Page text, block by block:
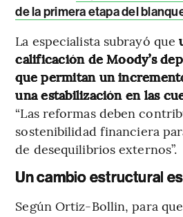
de la primera etapa del
La especialista subrayó que
calificación de Moody’s
que permitan un
una estabilización en las
“Las reformas deben
sostenibilidad financiera
de desequilibrios externos”.
Un cambio estructural
Según Ortiz-Bollin, para